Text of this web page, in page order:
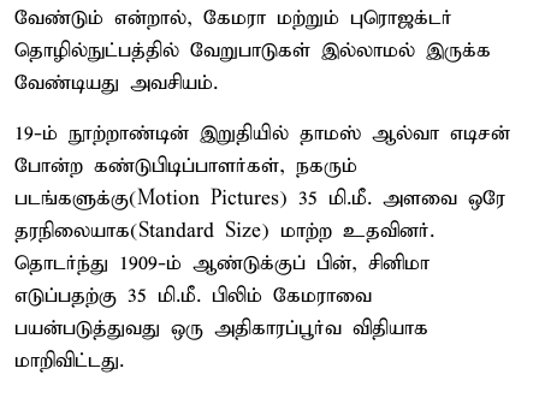
வேண்டும் என்றால், கேமரா மற்றும் புரொஜக்டர்
தொழில்நுட்பத்தில் வேறுபாடுகள் இல்லாமல் இருக்க
வேண்டியது அவசியம்.
19-ம் நூற்றாண்டின் இறுதியில் தாமஸ் ஆல்வா எடிசன்
போன்ற கண்டுபிடிப்பாளர்கள், நகரும்
படங்களுக்கு(Motion Pictures) 35 மி.மீ. அளவை ஒரே
தரநிலையாக(Standard Size) மாற்ற உதவினர்.
தொடர்ந்து 1909-ம் ஆண்டுக்குப் பின், சினிமா
எடுப்பதற்கு 35 மி.மீ. பிலிம் கேமராவை
பயன்படுத்துவது ஒரு அதிகாரப்பூர்வ விதியாக
மாறிவிட்டது.